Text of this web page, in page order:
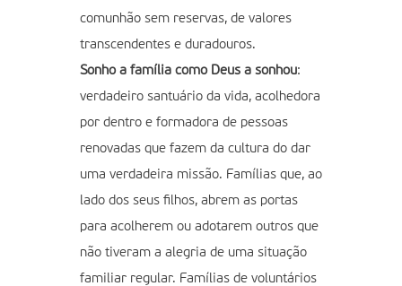
comunhão sem reservas, de valores
transcendentes e duradouros.
Sonho a família como Deus a sonhou:
verdadeiro santuário da vida, acolhedora
por dentro e formadora de pessoas
renovadas que fazem da cultura do dar
uma verdadeira missão. Famílias que, ao
lado dos seus filhos, abrem as portas
para acolherem ou adotarem outros que
não tiveram a alegria de uma situação
familiar regular. Famílias de voluntários